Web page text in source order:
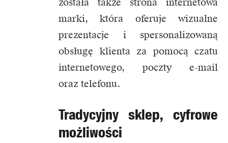
została także strona internetowa
marki, która oferuje wizualne
prezentacje i spersonalizowaną
obsługę klienta za pomocą czatu
internetowego, poczty e-mail
oraz telefonu.
Tradycyjny sklep, cyfrowe
możliwości